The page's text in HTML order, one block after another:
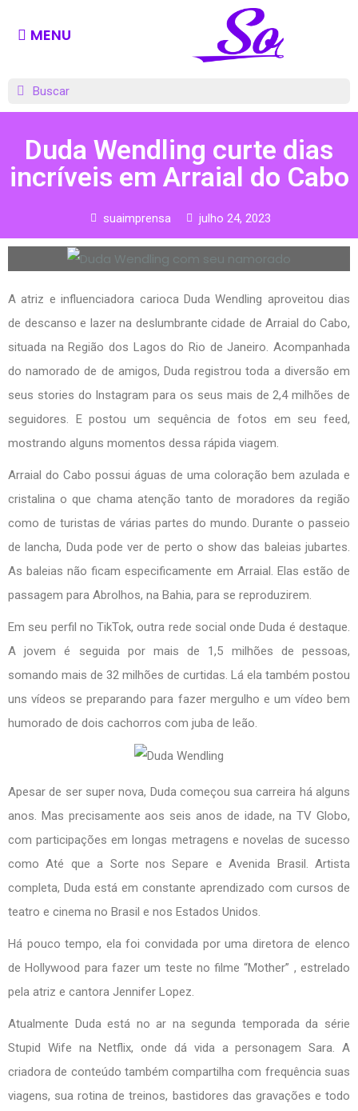
MENU
Duda Wendling curte dias
incríveis em Arraial do Cabo
suaimprensa julho 24, 2023
A atriz e influenciadora carioca Duda Wendling aproveitou dias
de descanso e lazer na deslumbrante cidade de Arraial do Cabo,
situada na Região dos Lagos do Rio de Janeiro. Acompanhada
do namorado de de amigos, Duda registrou toda a diversão em
seus stories do Instagram para os seus mais de 2,4 milhões de
seguidores. E postou um sequência de fotos em seu feed,
mostrando alguns momentos dessa rápida viagem.
Arraial do Cabo possui águas de uma coloração bem azulada e
cristalina o que chama atenção tanto de moradores da região
como de turistas de várias partes do mundo. Durante o passeio
de lancha, Duda pode ver de perto o show das baleias jubartes.
As baleias não ficam especificamente em Arraial. Elas estão de
passagem para Abrolhos, na Bahia, para se reproduzirem.
Em seu perfil no TikTok, outra rede social onde Duda é destaque.
A jovem é seguida por mais de 1,5 milhões de pessoas,
somando mais de 32 milhões de curtidas. Lá ela também postou
uns vídeos se preparando para fazer mergulho e um vídeo bem
humorado de dois cachorros com juba de leão.
Apesar de ser super nova, Duda começou sua carreira há alguns
anos. Mas precisamente aos seis anos de idade, na TV Globo,
com participações em longas metragens e novelas de sucesso
como Até que a Sorte nos Separe e Avenida Brasil. Artista
completa, Duda está em constante aprendizado com cursos de
teatro e cinema no Brasil e nos Estados Unidos.
Há pouco tempo, ela foi convidada por uma diretora de elenco
de Hollywood para fazer um teste no filme “Mother” , estrelado
pela atriz e cantora Jennifer Lopez.
Atualmente Duda está no ar na segunda temporada da série
Stupid Wife na Netflix, onde dá vida a personagem Sara. A
criadora de conteúdo também compartilha com frequência suas
viagens, sua rotina de treinos, bastidores das gravações e todo